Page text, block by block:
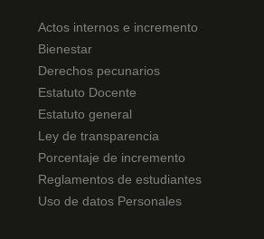
Actos internos e incremento
Bienestar
Derechos pecunarios
Estatuto Docente
Estatuto general
Ley de transparencia
Porcentaje de incremento
Reglamentos de estudiantes
Uso de datos Personales